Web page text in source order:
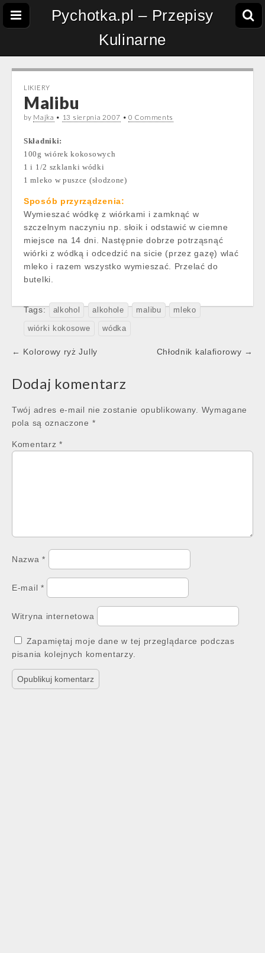
Pychotka.pl – Przepisy
Kulinarne
LIKIERY
Malibu
by Majka • 13 sierpnia 2007 •0 Comments
Składniki:
100g wiórek kokosowych
1 i 1/2 szklanki wódki
1 mleko w puszce (słodzone)
Sposób przyrządzenia:
Wymieszać wódkę z wiórkami i zamknąć w
szczelnym naczyniu np. słoik i odstawić w ciemne
miejsce na 14 dni. Następnie dobrze potrząsnąć
wiórki z wódką i odcedzić na sicie (przez gazę) wlać
mleko i razem wszystko wymieszać. Przelać do
butelki.
Tags: alkohol alkohole malibu mleko
wiórki kokosowe wódka
Post
← Kolorowy ryż Jully Chłodnik kalafiorowy →
Dodaj komentarz
Twój adres e-mail nie zostanie opublikowany.
Wymagane
pola są oznaczone *
Komentarz *
Nazwa*
E-mail *
Witryna internetowa
Zapamiętaj moje dane w tej przeglądarce podczas
pisania kolejnych komentarzy.